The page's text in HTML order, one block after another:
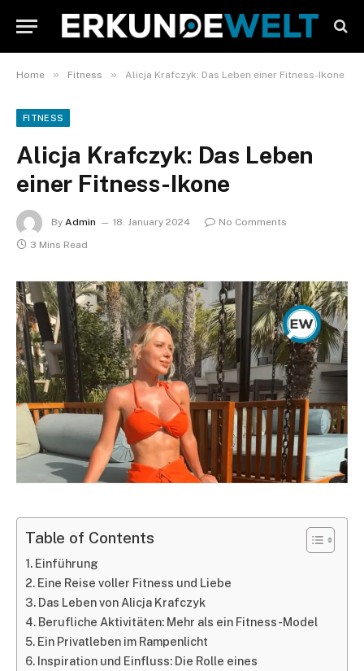
Home » Fitness » Alicja Krafczyk: Das Leben einer Fitness-Ikone
FITNESS
Alicja Krafczyk: Das Leben
einer Fitness-Ikone
By Admin 18. January 2024
No Comments
3 Mins Read
Table of Contents
Einführung
Eine Reise voller Fitness und Liebe
Das Leben von Alicja Krafczyk
Berufliche Aktivitäten: Mehr als ein Fitness-Model
Ein Privatleben im Rampenlicht
Inspiration und Einfluss: Die Rolle eines